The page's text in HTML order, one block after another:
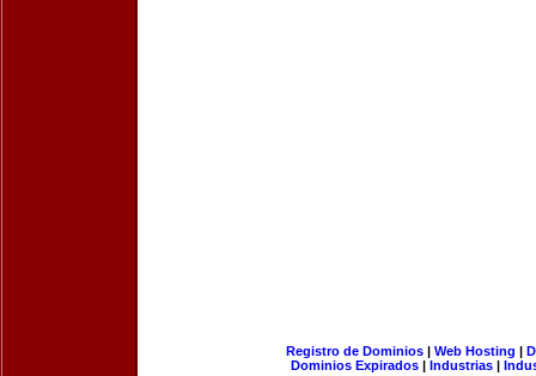
Registro de Dominios| Web Hosting |
Dominios Expirados | Industrias |